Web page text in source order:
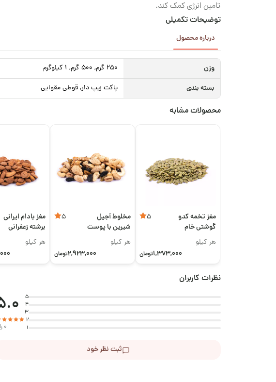
تامین انرژی کمک کند.
توضیحات تکمیلی
درباره محصول
وزن 250 گرم, 500 گرم, 1 کیلوگرم
بسته بندی پاکت زیپ دار, قوطی مقوایی
محصولات مشابه
مغز تخمه کدو
گوشتی خام
5
هر کیلو
1,373,000تومان
مخلوط آجیل
شیرین با پوست
5
هر کیلو
2,923,000تومان
مغز بادام ایرانی
برشته زعفرانی
اعلی
هر کیلو
نظرات کاربران
5
4
3
2
1
0 رای
ثبت نظر خود